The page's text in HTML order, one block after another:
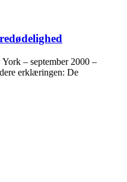
– september 2000 –
erklæringen: De